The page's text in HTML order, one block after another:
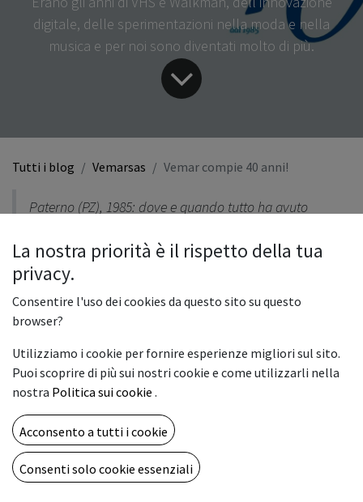
digitale, delle sperimentazioni nella moda e nella
musica e per noi sono diventati molto di più.
Tutti i blog Vemarsas Vemar compie 40 anni!
Paterno (PZ), 1985: dove e quando tutto ha avuto
dell’innovazione digitale, delle sperimentazioni nella
moda e nella musica e per noi sono diventati molto di
più.
Immaginavamo il mondo degli uffici molto diverso da quello
complicato. Ma non immaginavamo che portare ordine tra
carta, documenti e agende potesse essere l’inizio di quello che
adesso ci sembra un lungo viaggio in treno fatto di tante
La nostra priorità è il rispetto della tua
privacy.
Consentire l'uso dei cookies da questo sito su questo
browser?
Utilizziamo i cookie per fornire esperienze migliori sul sito.
Puoi scoprire di più sui nostri cookie e come utilizzarli nella
nostra Politica sui cookie .
Acconsento a tutti i cookie
Consenti solo cookie essenziali